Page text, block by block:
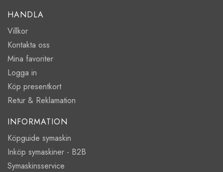
HANDLA
Villkor
Kontakta oss
Mina favoriter
Logga in
Köp presentkort
Retur & Reklamation
INFORMATION
Köpguide symaskin
Inköp symaskiner - B2B
Symaskinsservice